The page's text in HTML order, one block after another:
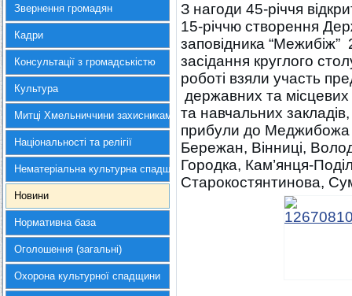
Звернення громадян
Кадри
Консультації з громадськістю
Культура
Митці Хмельниччини захисникам України
Національності та релігії
Нематеріальна культурна спадщина
Новини
Нормативна база
Оголошення (загальні)
Охорона культурної спадщини
З нагоди 45-річчя
15-річчю створення
заповідника
засідання круглого
роботі взяли участь
державних та місцевих
та навчальних
прибули до Меджибожа
Бережан, Вінниці,
Городка, Кам’янця-
Старокостянтинова,